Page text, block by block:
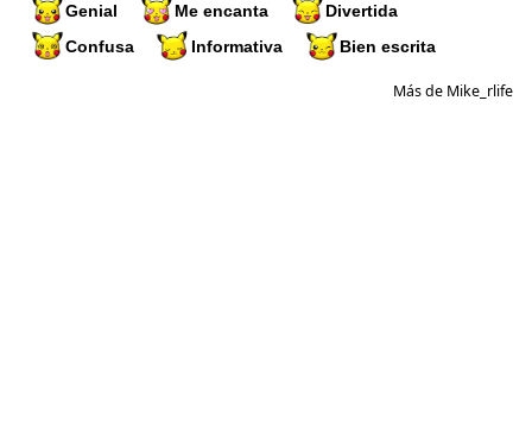
Genial Me encanta
Divertida
Confusa
Informativa Bien escrita
Más de Mike_rlife